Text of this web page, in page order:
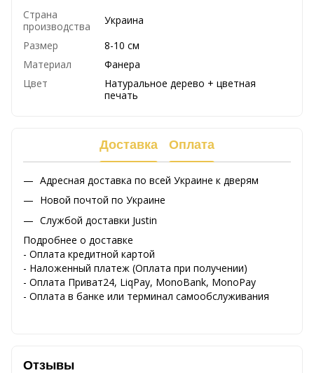
Страна
производства
Украина
Размер
8-10 cм
Материал
Фанера
Цвет
Натуральное дерево + цветная
печать
Доставка Оплата
Адресная доставка по всей Украине к дверям
Новой почтой по Украине
Службой доставки Justin
Подробнее о доставке
- Оплата кредитной картой
- Наложенный платеж (Оплата при получении)
- Оплата Приват24, LiqPay, MonoBank, MonoPay
- Оплата в банке или терминал самообслуживания
Отзывы